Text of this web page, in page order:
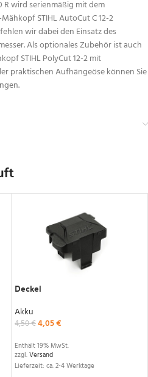
R wird serienmäßig mit dem
STIHL AutoCut C 12-2
wir dabei den Einsatz des
Als optionales Zubehör ist auch
STIHL PolyCut 12-2 mit
praktischen Aufhängeöse können Sie
Deckel
Akku
4,50€4,05€
Enthält 19% MwSt.
zzgl.Versand
Lieferzeit: ca. 2-4 Werktage